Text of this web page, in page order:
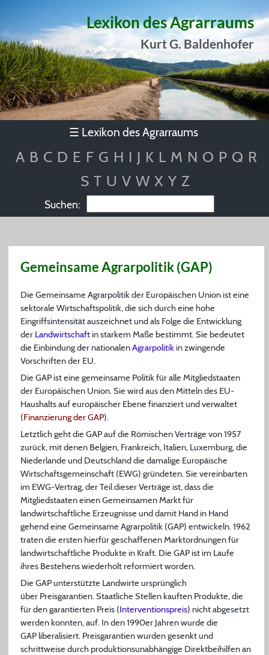
Lexikon des Agrarraums
Kurt G. Baldenhofer
☰ Lexikon des Agrarraums
A B C D E F G H I J K L M N O P Q R
S T U V W X Y Z
Suchen:
Gemeinsame Agrarpolitik (GAP)
Die Gemeinsame Agrarpolitik der Europäischen Union ist eine
sektorale Wirtschaftspolitik, die sich durch eine hohe
Eingriffsintensität auszeichnet und als Folge die Entwicklung
der Landwirtschaftin starkem Maße bestimmt. Sie bedeutet
die Einbindung der nationalenAgrarpolitikin zwingende
Vorschriften der EU.
Die GAP ist eine gemeinsame Politik für alle Mitgliedstaaten
der Europäischen Union. Sie wird aus den Mitteln des EU-
Haushalts auf europäischer Ebene finanziert und verwaltet
(Finanzierung der GAP).
Letztlich geht die GAP auf die Römischen Verträge von 1957
zurück, mit denen Belgien, Frankreich, Italien, Luxemburg, die
Niederlande und Deutschland die damalige Europäische
Wirtschaftsgemeinschaft (EWG) gründeten. Sie vereinbarten
im EWG-Vertrag, der Teil dieser Verträge ist, dass die
Mitgliedstaaten einen Gemeinsamen Markt für
landwirtschaftliche Erzeugnisse und damit Hand in Hand
gehend eine Gemeinsame Agrarpolitik (GAP) entwickeln. 1962
traten die ersten hierfür geschaffenen Marktordnungen für
landwirtschaftliche Produkte in Kraft. Die GAP ist im Laufe
ihres Bestehens wiederholt reformiert worden.
Die GAP unterstützte Landwirte ursprünglich
über Preisgarantien. Staatliche Stellen kauften Produkte, die
für den garantierten Preis (Interventionspreis) nicht abgesetzt
werden konnten, auf. In den 1990er Jahren wurde die
GAP liberalisiert. Preisgarantien wurden gesenkt und
schrittweise durch produktionsunabhängige Direktbeihilfen an